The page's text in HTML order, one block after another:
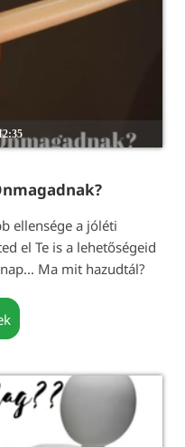
ellensége a jóléti
el Te is a lehetőségeid
Ma mit hazudtál?